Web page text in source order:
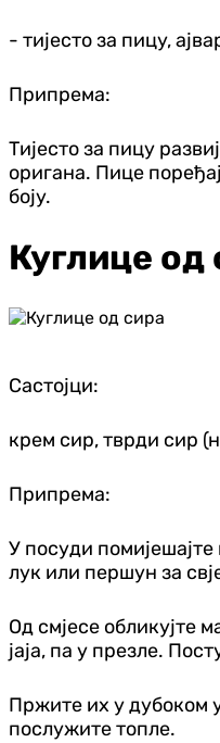
- тијесто за пицу,
Припрема:
Тијесто за пицу
оригана. Пице
боју.
Куглице од
Састојци:
крем сир, тврди сир
Припрема:
У посуди
лук или першун за
Од смјесе обликујте
јаја, па у презле.
Пржите их у дубоком
послужите топле.